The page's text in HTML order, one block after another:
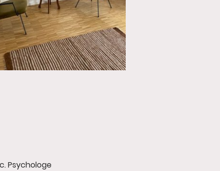
Psychologe